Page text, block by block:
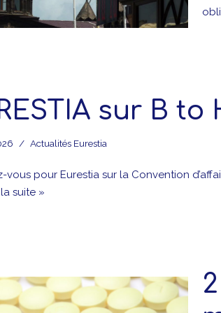
sur B to
Actualités Eurestia
vous pour Eurestia sur la Convention
suite »